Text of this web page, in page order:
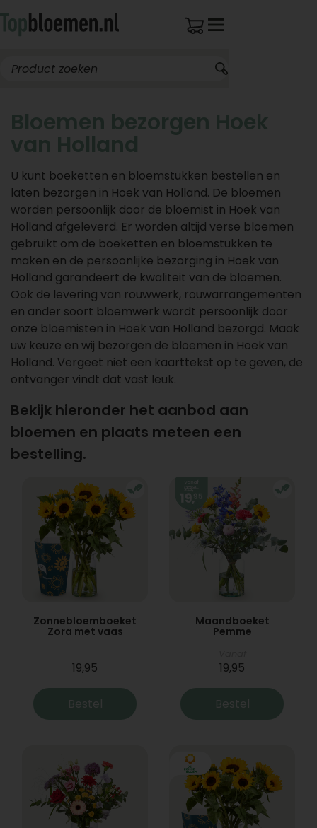
Bloemen bezorgen Hoek
van Holland
U kunt boeketten en bloemstukken bestellen en
laten bezorgen in Hoek van Holland. De bloemen
worden persoonlijk door de bloemist in Hoek van
Holland afgeleverd. Er worden altijd verse bloemen
gebruikt om de boeketten en bloemstukken te
maken en de persoonlijke bezorging in Hoek van
Holland garandeert de kwaliteit van de bloemen.
Ook de levering van rouwwerk, rouwarrangementen
en ander soort bloemwerk wordt persoonlijk door
onze bloemisten in Hoek van Holland bezorgd. Maak
uw keuze en wij bezorgen de bloemen in Hoek van
Holland. Vergeet niet een kaarttekst op te geven, de
ontvanger vindt dat vast leuk.
Bekijk hieronder het aanbod aan
bloemen en plaats meteen een
bestelling.
Zonnebloemboeket
Zora met vaas
19,95
Bestel
Maandboeket
Pemme
19,95
Bestel